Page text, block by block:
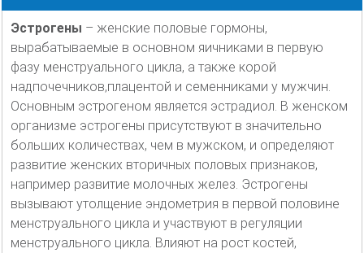
Эстрогены – женские половые гормоны,
вырабатываемые в основном яичниками в первую
фазу менструального цикла, а также корой
надпочечников,плацентой и семенниками у мужчин.
Основным эстрогеном является эстрадиол. В женском
организме эстрогены присутствуют в значительно
больших количествах, чем в мужском, и определяют
развитие женских вторичных половых признаков,
например развитие молочных желез. Эстрогены
вызывают утолщение эндометрия в первой половине
менструального цикла и участвуют в регуляции
менструального цикла. Влияют на рост костей,